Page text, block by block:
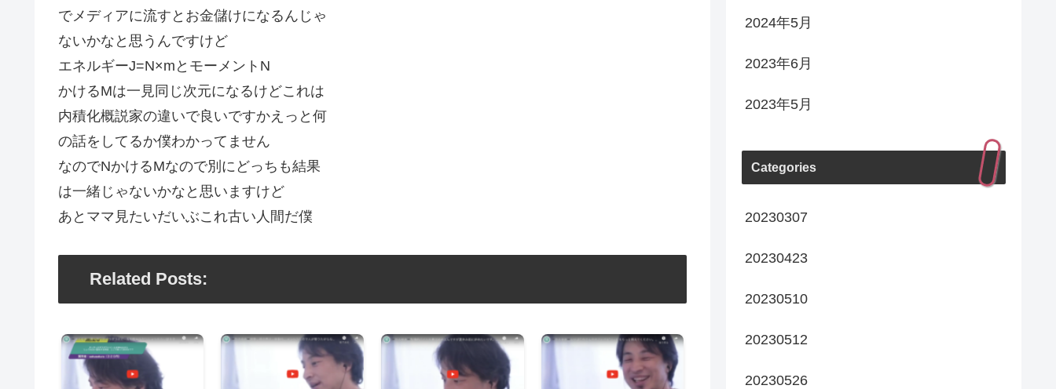
でメディアに流すとお金儲けになるんじゃ
ないかなと思うんですけど
エネルギーJ=N×mとモーメントN
かけるMは一見同じ次元になるけどこれは
内積化概説家の違いで良いですかえっと何
の話をしてるか僕わかってません
なのでNかけるMなので別にどっちも結果
は一緒じゃないかなと思いますけど
あとママ見たいだいぶこれ古い人間だ僕
Related Posts:
2024年5月
2023年6月
2023年5月
Categories
20230307
20230423
20230510
20230512
20230526